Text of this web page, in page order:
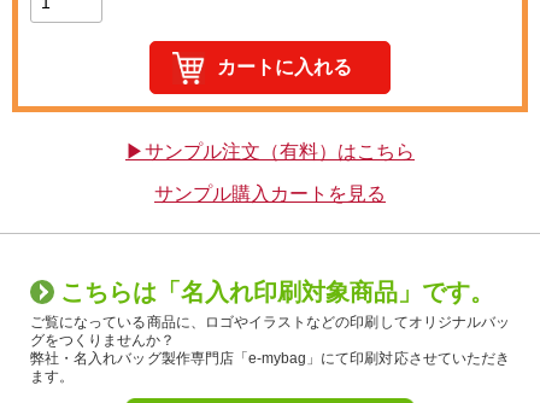
▶サンプル注文（有料）はこちら
サンプル購入カートを見る
こちらは「名入れ印刷対象商品」です。
ご覧になっている商品に、ロゴやイラストなどの印刷してオリジナルバッ
グをつくりませんか？
弊社・名入れバッグ製作専門店「e-mybag」にて印刷対応させていただき
ます。